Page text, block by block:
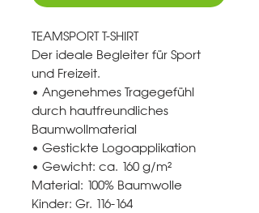
TEAMSPORT T-SHIRT
Der ideale Begleiter für Sport
und Freizeit.
• Angenehmes Tragegefühl
durch hautfreundliches
Baumwollmaterial
• Gestickte Logoapplikation
• Gewicht: ca. 160 g/m²
Material: 100% Baumwolle
Kinder: Gr. 116-164